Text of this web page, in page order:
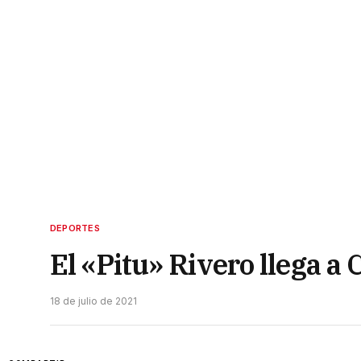
DEPORTES
El «Pitu» Rivero llega a
18 de julio de 2021